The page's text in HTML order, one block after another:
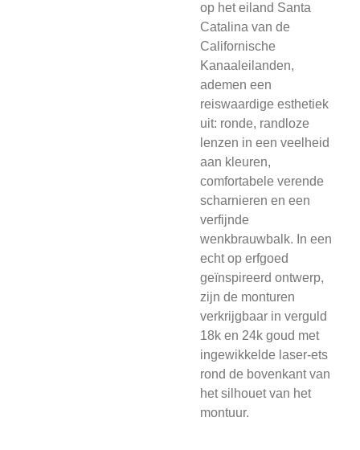
op het eiland Santa
Catalina van de
Californische
Kanaaleilanden,
ademen een
reiswaardige esthetiek
uit: ronde, randloze
lenzen in een veelheid
aan kleuren,
comfortabele verende
scharnieren en een
verfijnde
wenkbrauwbalk. In een
echt op erfgoed
geïnspireerd ontwerp,
zijn de monturen
verkrijgbaar in verguld
18k en 24k goud met
ingewikkelde laser-ets
rond de bovenkant van
het silhouet van het
montuur.